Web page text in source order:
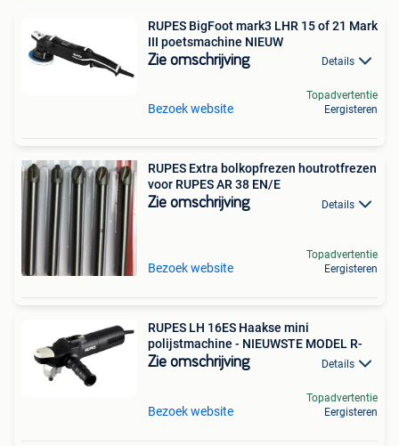
RUPES BigFoot mark3 LHR 15 of 21 Mark
III poetsmachine NIEUW
Zie omschrijving Details
Bezoek website
Topadvertentie
Eergisteren
RUPES Extra bolkopfrezen houtrotfrezen
voor RUPES AR 38 EN/E
Zie omschrijving Details
Bezoek website
Topadvertentie
Eergisteren
RUPES LH 16ES Haakse mini
polijstmachine - NIEUWSTE MODEL R-
Zie omschrijving Details
Bezoek website
Topadvertentie
Eergisteren